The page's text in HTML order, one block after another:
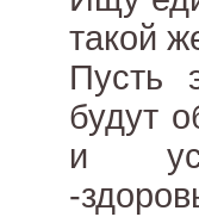
такой
Пусть
будут
и
-